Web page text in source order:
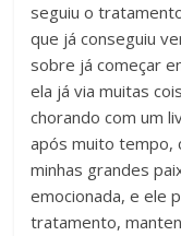
seguiu o
que já conseguiu
sobre já começar
ela já via muitas
chorando com um
após muito tempo,
minhas grandes
emocionada, e ele
tratamento,